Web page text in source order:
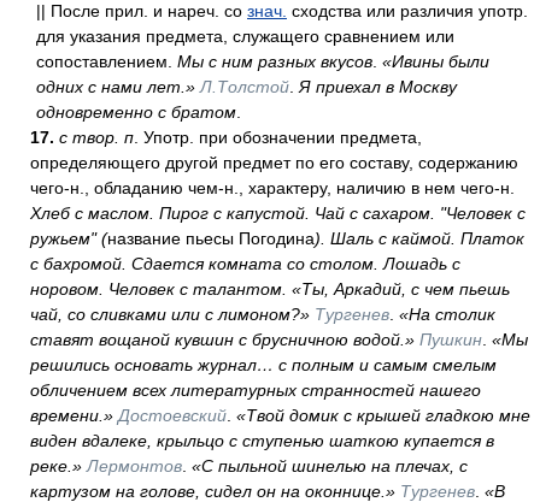
|| После прил. и нареч. со знач. сходства или различия употр.
для указания предмета, служащего сравнением или
сопоставлением. Мы с ним разных вкусов «Ивины были
одних с нами лет.» Л.Толстой Я приехал в Москву
одновременно с братом
17. с твор. п . Употр. при обозначении предмета,
определяющего другой предмет по его составу, содержанию
чего-н., обладанию чем-н., характеру, наличию в нем чего-н.
Хлеб с маслом. Пирог с капустой. Чай с сахаром. "Человек с
ружьем" (название пьесы Погодина). Шаль с каймой. Платок
с бахромой. Сдается комната со столом. Лошадь с
норовом. Человек с талантом. «Ты, Аркадий, с чем пьешь
чай, со сливками или с лимоном?» Тургенев «На столик
ставят вощаной кувшин с брусничною водой.» Пушкин «Мы
решились основать журнал… с полным и самым смелым
обличением всех литературных странностей нашего
времени.» Достоевский «Твой домик с крышей гладкою мне
виден вдалеке, крыльцо с ступенью шаткою купается в
реке.» Лермонтов «С пыльной шинелью на плечах, с
картузом на голове, сидел он на оконнице.» Тургенев «В